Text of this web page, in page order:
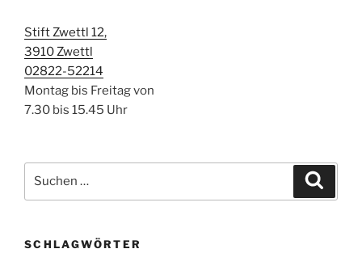
Stift Zwettl 12,
3910 Zwettl
02822-52214
Montag bis Freitag von
7.30 bis 15.45 Uhr
nach:
SCHLAGWÖRTER